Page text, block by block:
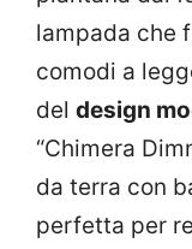
lampada che
comodi a
del design
“Chimera
da terra con
perfetta per